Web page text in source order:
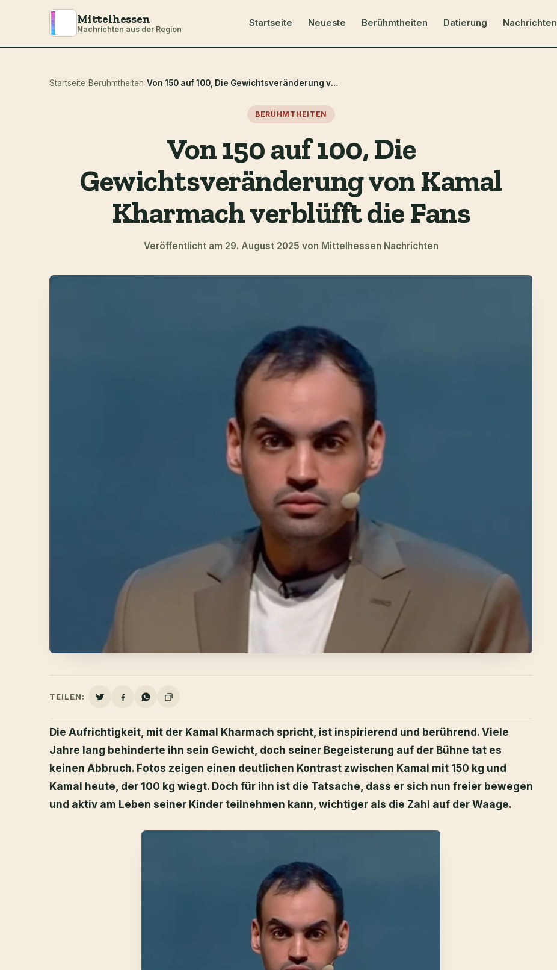
Mittelhessen
Nachrichten aus der Region
Startseite Neueste Berühmtheiten Datierung Nachrichten
Startseite›Berühmtheiten› Von 150 auf 100, Die Gewichtsveränderung von Kamal Kharmach verblüfft die Fans
BERÜHMTHEITEN
Von 150 auf 100, Die
Gewichtsveränderung von Kamal
Kharmach verblüfft die Fans
Veröffentlicht am 29. August 2025 von Mittelhessen Nachrichten
TEILEN:
Die Aufrichtigkeit, mit der Kamal Kharmach spricht, ist inspirierend und berührend. Viele
Jahre lang behinderte ihn sein Gewicht, doch seiner Begeisterung auf der Bühne tat es
keinen Abbruch. Fotos zeigen einen deutlichen Kontrast zwischen Kamal mit 150 kg und
Kamal heute, der 100 kg wiegt. Doch für ihn ist die Tatsache, dass er sich nun freier bewegen
und aktiv am Leben seiner Kinder teilnehmen kann, wichtiger als die Zahl auf der Waage.